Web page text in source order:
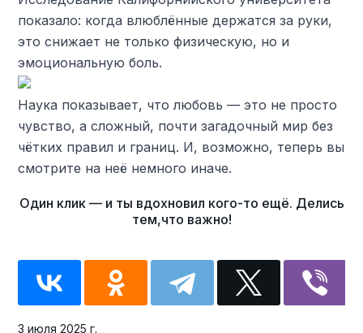
показало: когда влюблённые держатся за руки,
это снижает не только физическую, но и
эмоциональную боль.
Наука показывает, что любовь — это не просто
чувство, а сложный, почти загадочный мир без
чётких правил и границ. И, возможно, теперь вы
смотрите на неё немного иначе.
3 июля 2025 г.